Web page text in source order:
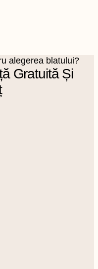
alegerea blatului?
Gratuită Și